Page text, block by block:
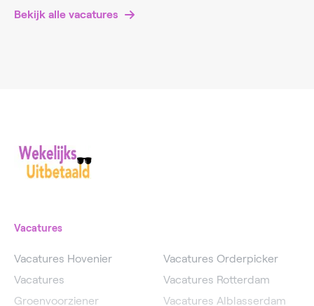
Bekijk alle vacatures
Vacatures
Vacatures Hovenier
Vacatures
Groenvoorziener
Vacatures Orderpicker
Vacatures Rotterdam
Vacatures Alblasserdam